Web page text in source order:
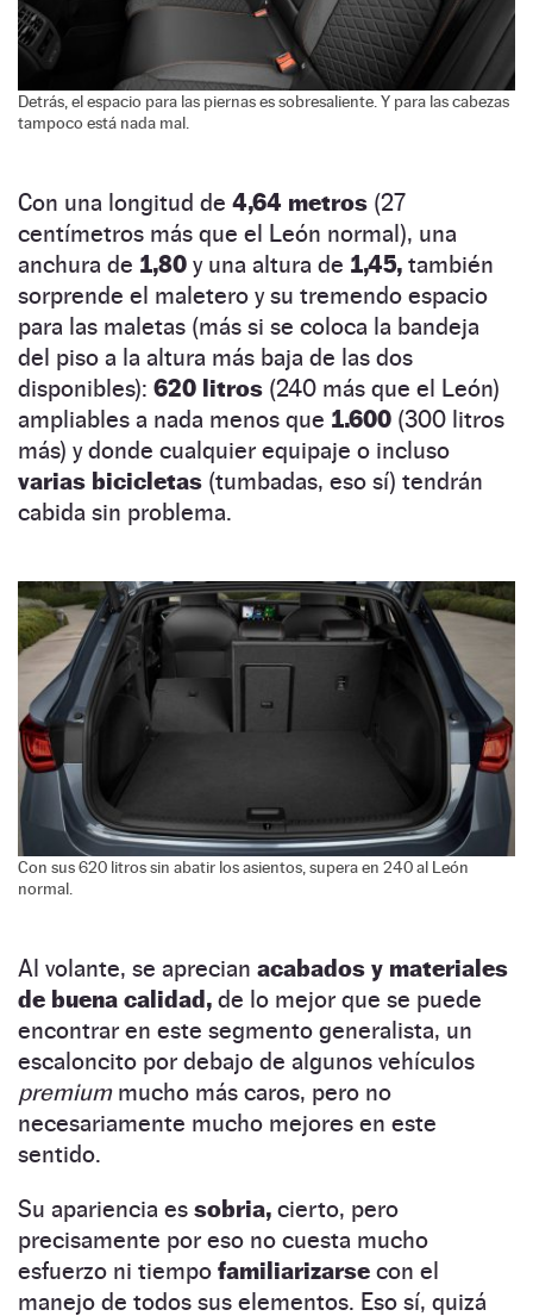
Detrás, el espacio para las piernas es sobresaliente. Y para las cabezas
tampoco está nada mal.
Con una longitud de 4,64 metros (27
centímetros más que el León normal), una
anchura de 1,80 y una altura de 1,45, también
sorprende el maletero y su tremendo espacio
para las maletas (más si se coloca la bandeja
del piso a la altura más baja de las dos
disponibles): 620 litros (240 más que el León)
ampliables a nada menos que 1.600 (300 litros
más) y donde cualquier equipaje o incluso
varias bicicletas (tumbadas, eso sí) tendrán
cabida sin problema.
Con sus 620 litros sin abatir los asientos, supera en 240 al León
normal.
Al volante, se aprecian acabados y materiales
de buena calidad, de lo mejor que se puede
encontrar en este segmento generalista, un
escaloncito por debajo de algunos vehículos
premium mucho más caros, pero no
necesariamente mucho mejores en este
sentido.
Su apariencia es sobria, cierto, pero
precisamente por eso no cuesta mucho
esfuerzo ni tiempo familiarizarse con el
manejo de todos sus elementos. Eso sí, quizá